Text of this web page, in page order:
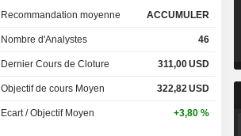
Recommandation moyenne ACCUMULER
Nombre d'Analystes 46
Dernier Cours de Cloture 311,00USD
Objectif de cours Moyen 322,82USD
Ecart / Objectif Moyen +3,80 %